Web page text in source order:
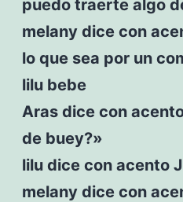
puedo traerte algo
melany dice con
lo que sea por un
lilu bebe
Aras dice con
de buey?»
lilu dice con acento
melany dice con